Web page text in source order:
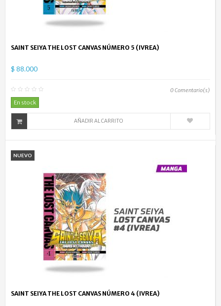
SAINT SEIYA THE LOST CANVAS NÚMERO 5 (IVREA)
$ 88.000
0Comentario(s)
En stock
AÑADIR AL CARRITO
NUEVO
SAINT SEIYA THE LOST CANVAS NÚMERO 4 (IVREA)